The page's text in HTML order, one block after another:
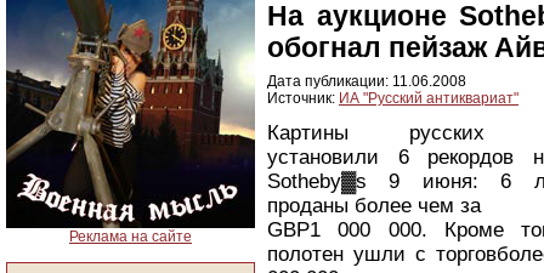
Реклама на сайте
На аукционе
обогнал пейзаж
Дата публикации: 11.06.2008
Источник: ИА "Русский антиквариат"
Картины русских
установили 6 рекордов
Sotheby▓s 9 июня: 6
проданы более чем за
GBP1 000 000. Кроме
полотен ушли с